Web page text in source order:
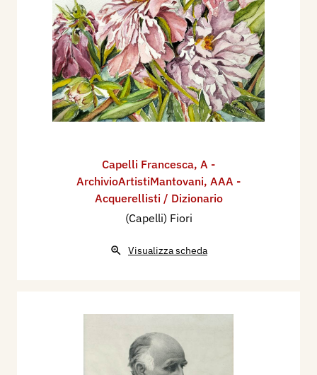
Capelli Francesca, A -
ArchivioArtistiMantovani, AAA -
Acquerellisti / Dizionario
(Capelli) Fiori
Visualizza scheda